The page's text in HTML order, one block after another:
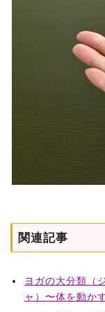
関連記事
ヨガの大分類（
ャ）〜体を動か